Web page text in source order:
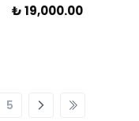
₺ 19,000.00
5